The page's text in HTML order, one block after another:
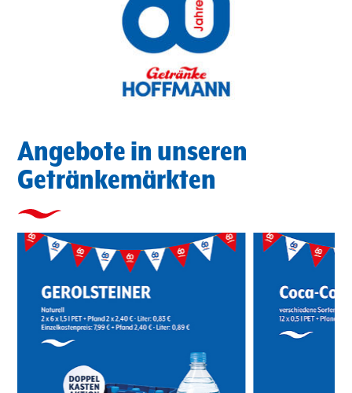
Angebote in unseren
Getränkemärkten